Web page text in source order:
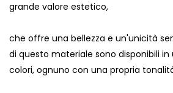
grande valore estetico,
che offre una bellezza e un'unicità
di questo materiale sono disponibili
colori, ognuno con una propria